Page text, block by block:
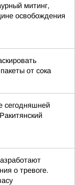
митинг,
освобождения
от сока
сегодняшней
о тревоге.